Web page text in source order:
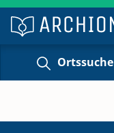
Ortssuche